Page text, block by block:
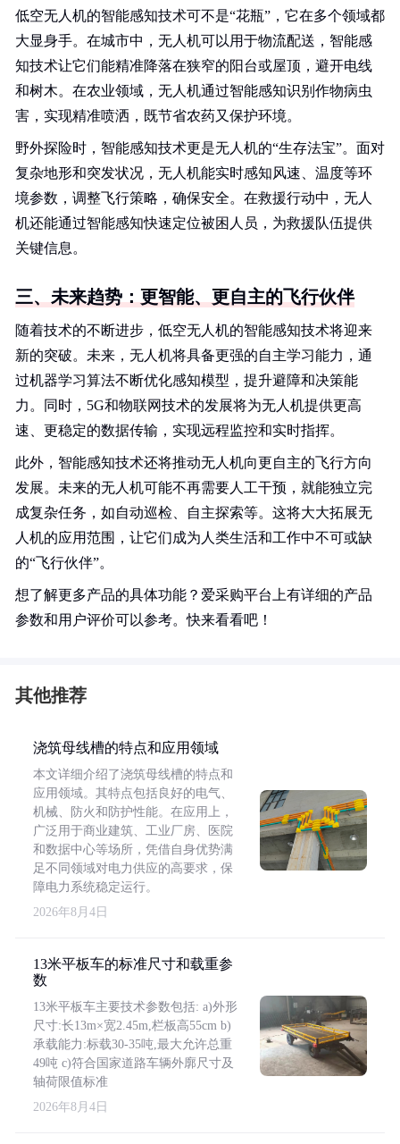
低空无人机的智能感知技术可不是“花瓶”，它在多个领域都
大显身手。在城市中，无人机可以用于物流配送，智能感
知技术让它们能精准降落在狭窄的阳台或屋顶，避开电线
和树木。在农业领域，无人机通过智能感知识别作物病虫
害，实现精准喷洒，既节省农药又保护环境。
野外探险时，智能感知技术更是无人机的“生存法宝”。面对
复杂地形和突发状况，无人机能实时感知风速、温度等环
境参数，调整飞行策略，确保安全。在救援行动中，无人
机还能通过智能感知快速定位被困人员，为救援队伍提供
关键信息。
三、未来趋势：更智能、更自主的飞行伙伴
随着技术的不断进步，低空无人机的智能感知技术将迎来
新的突破。未来，无人机将具备更强的自主学习能力，通
过机器学习算法不断优化感知模型，提升避障和决策能
力。同时，5G和物联网技术的发展将为无人机提供更高
速、更稳定的数据传输，实现远程监控和实时指挥。
此外，智能感知技术还将推动无人机向更自主的飞行方向
发展。未来的无人机可能不再需要人工干预，就能独立完
成复杂任务，如自动巡检、自主探索等。这将大大拓展无
人机的应用范围，让它们成为人类生活和工作中不可或缺
的“飞行伙伴”。
想了解更多产品的具体功能？爱采购平台上有详细的产品
参数和用户评价可以参考。快来看看吧！
其他推荐
浇筑母线槽的特点和应用领域
本文详细介绍了浇筑母线槽的特点和
应用领域。其特点包括良好的电气、
机械、防火和防护性能。在应用上，
广泛用于商业建筑、工业厂房、医院
和数据中心等场所，凭借自身优势满
足不同领域对电力供应的高要求，保
障电力系统稳定运行。
2026年8月4日
13米平板车的标准尺寸和载重参
数
13米平板车主要技术参数包括: a)外形
尺寸:长13m×宽2.45m,栏板高55cm b)
承载能力:标载30-35吨,最大允许总重
49吨 c)符合国家道路车辆外廓尺寸及
轴荷限值标准
2026年8月4日